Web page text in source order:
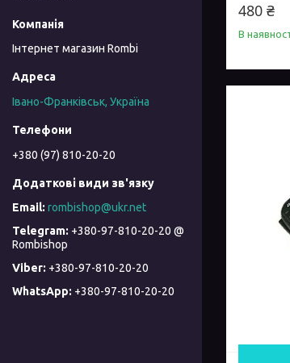
480 ₴
В
Інтернет магазин Rombi
Івано-Франківськ, Україна
+380 (97) 810-20-20
rombishop@ukr.net
+380-97-810-20-20 @
Rombishop
+380-97-810-20-20
+380-97-810-20-20